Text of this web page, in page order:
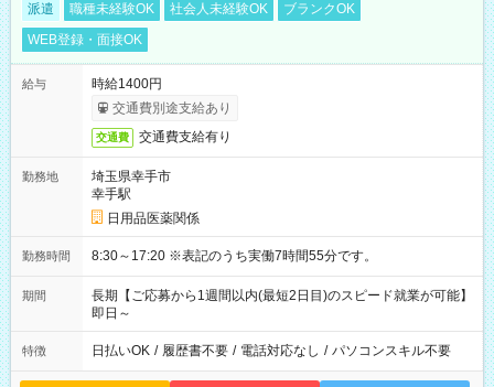
派遣 職種未経験OK 社会人未経験OK
ブランクOK
WEB登録・面接OK
給与
時給1400円
交通費別途支給あり
交通費 交通費支給有り
勤務地
埼玉県幸手市
幸手駅
日用品医薬関係
勤務時間 8:30～17:20 ※表記のうち実働7時間55分です。
期間
長期【ご応募から1週間以内(最短2日目)のスピード就業が可能】
即日～
特徴 日払いOK / 履歴書不要 / 電話対応なし / パソコンスキル不要